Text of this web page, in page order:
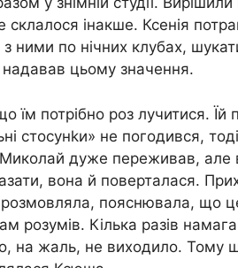
інакше. Ксенія
з ними по нічних клубах,
цьому значення.
потрібно роз лучитися. Їй
стосунkи» не погодився,
дуже переживав, але
вона й поверталася.
розмовляла, пояснювала, що
розумів. Кілька разів
на жаль, не виходило. Тому